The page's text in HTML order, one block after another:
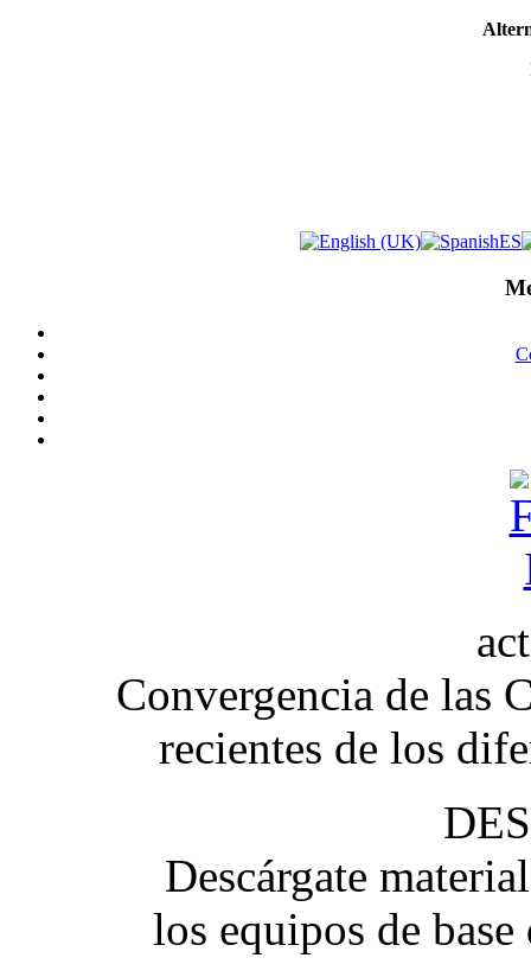
Convergencia de las
recientes de los
Descárgate
los equipos de